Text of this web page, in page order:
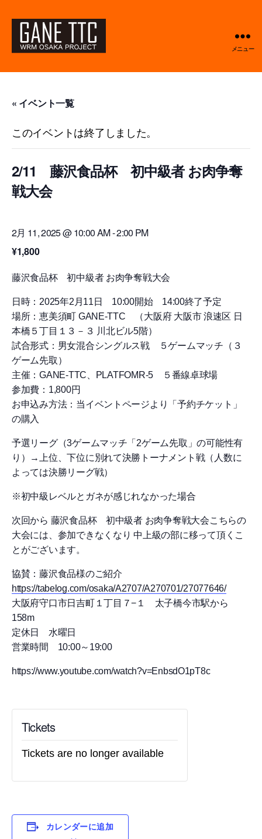
メニュー
« イベント一覧
このイベントは終了しました。
2/11 藤沢食品杯 初中級者 お肉争奪
戦大会
2月 11, 2025 @ 10:00 AM-2:00 PM
¥1,800
藤沢食品杯 初中級者 お肉争奪戦大会
日時：2025年2月11日 10:00開始 14:00終了予定
場所：恵美須町 GANE-TTC （大阪府 大阪市 浪速区 日
本橋５丁目１３－３ 川北ビル5階）
試合形式：男女混合シングルス戦 ５ゲームマッチ（３
ゲーム先取）
主催：GANE-TTC、PLATFOMR-5 ５番線卓球場
参加費：1,800円
お申込み方法：当イベントページより「予約チケット」
の購入
予選リーグ（3ゲームマッチ「2ゲーム先取」の可能性有
り）→上位、下位に別れて決勝トーナメント戦（人数に
よっては決勝リーグ戦）
※初中級レベルとガネが感じれなかった場合
次回から 藤沢食品杯 初中級者 お肉争奪戦大会こちらの
大会には、参加できなくなり 中上級の部に移って頂くこ
とがございます。
協賛：藤沢食品様のご紹介
https://tabelog.com/osaka/A2707/A270701/27077646/
大阪府守口市日吉町１丁目７−１ 太子橋今市駅から
158m
定休日 水曜日
営業時間 10:00～19:00
https://www.youtube.com/watch?v=EnbsdO1pT8c
Tickets
Tickets are no longer available
カレンダーに追加